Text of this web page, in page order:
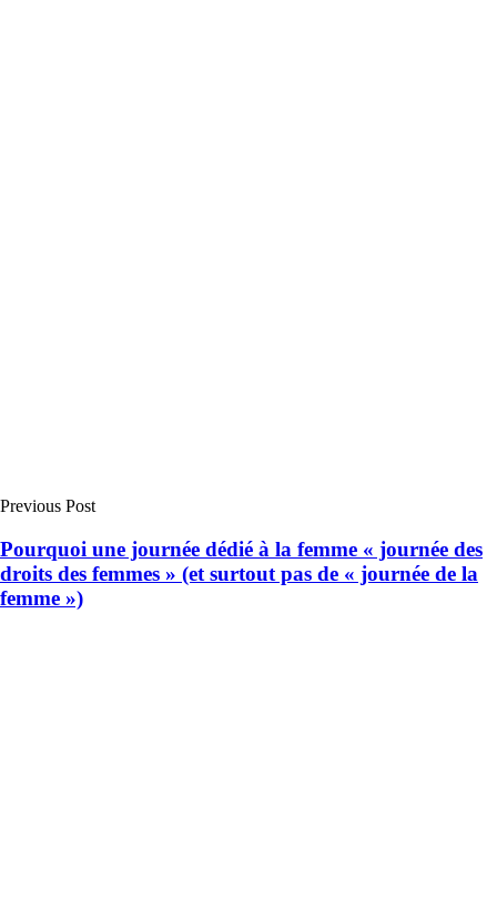
Previous Post
Pourquoi une journée dédié à la femme « journée des
droits des femmes » (et surtout pas de « journée de la
femme »)